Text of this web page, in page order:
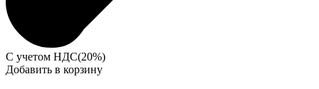
С учетом НДС(20%)
Добавить в корзину